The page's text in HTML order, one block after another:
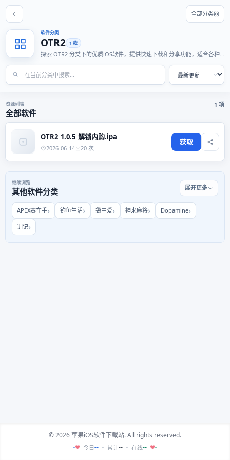
全部分类
软件分类
OTR2 1 款
探索 OTR2 分类下的优质iOS软件，提供快速下载和分享功能，适合各种
资源列表
全部软件
1 项
OTR2_1.0.5_解锁内购.ipa
2026-06-14 20 次
获取
继续浏览
其他软件分类 展开更多
APEX赛车手 钓鱼生活 袋中爱 神来麻将 Dopamine
训记
© 2026 苹果iOS软件下载站. All rights reserved.
♥ 今日-- 累计-- 在线-- ♥